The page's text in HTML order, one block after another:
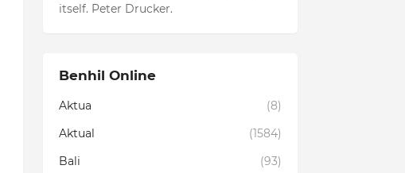
itself. Peter Drucker.
Benhil Online
Aktua
(8)
Aktual
(1584)
Bali
(93)